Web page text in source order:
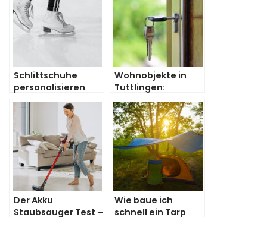
Schlittschuhe
personalisieren
und aufwerten
Wohnobjekte in
Tuttlingen:
Informationen zum
Immobilienkauf
Der Akku
Staubsauger Test –
Wie baue ich
schnell ein Tarp